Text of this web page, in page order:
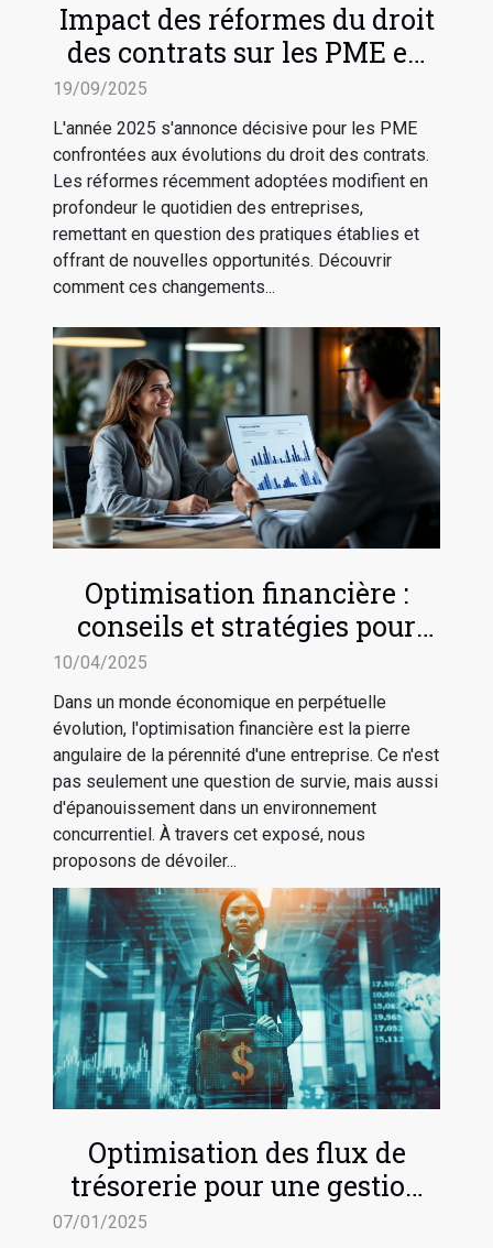
Impact des réformes du droit
des contrats sur les PME en
19/09/2025
L'année 2025 s'annonce décisive pour les PME
confrontées aux évolutions du droit des contrats.
Les réformes récemment adoptées modifient en
profondeur le quotidien des entreprises,
remettant en question des pratiques établies et
offrant de nouvelles opportunités. Découvrir
comment ces changements...
Optimisation financière :
conseils et stratégies pour
sécuriser l'avenir de votre
entreprise
10/04/2025
Dans un monde économique en perpétuelle
évolution, l'optimisation financière est la pierre
angulaire de la pérennité d'une entreprise. Ce n'est
pas seulement une question de survie, mais aussi
d'épanouissement dans un environnement
concurrentiel. À travers cet exposé, nous
proposons de dévoiler...
Optimisation des flux de
trésorerie pour une gestion
d'entreprise efficace
07/01/2025